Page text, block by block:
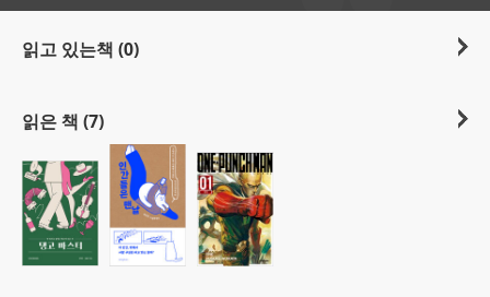
읽고 있는책 (0)
읽은 책 (7)